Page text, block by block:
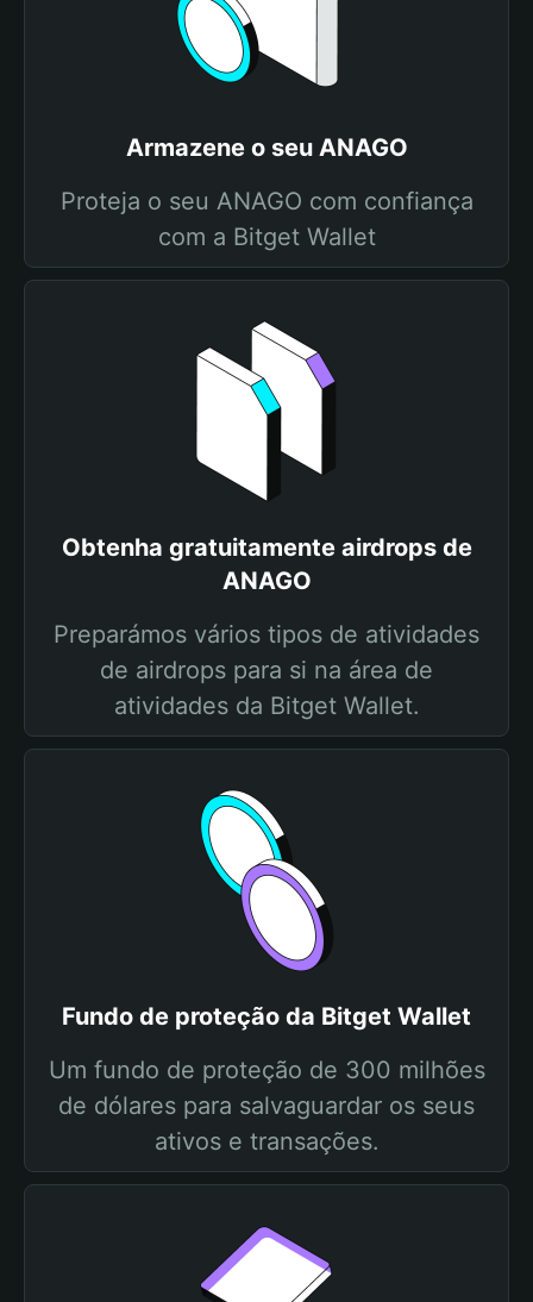
Armazene o seu ANAGO
Proteja o seu ANAGO com confiança
com a Bitget Wallet
Obtenha gratuitamente airdrops de
ANAGO
Preparámos vários tipos de atividades
de airdrops para si na área de
atividades da Bitget Wallet.
Fundo de proteção da Bitget Wallet
Um fundo de proteção de 300 milhões
de dólares para salvaguardar os seus
ativos e transações.